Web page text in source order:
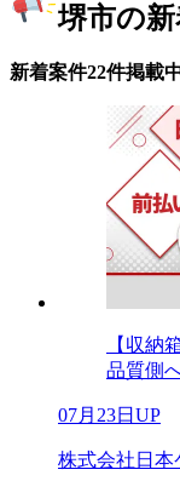
堺市の
新着案件22件掲載
【収納
品質側へ
07月23日UP
株式会社日本